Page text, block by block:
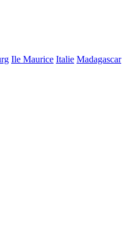
Ile Maurice Italie Madagascar